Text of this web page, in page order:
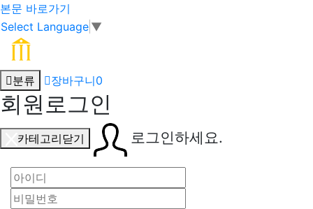
본문 바로가기
Select Language ▼
분류 장바구니0
회원로그인
카테고리닫기 로그인하세요.